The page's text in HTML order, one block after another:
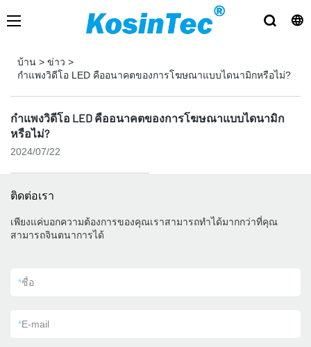
บ้าน > ข่าว >
กำแพงวิดีโอ LED คืออนาคตของการโฆษณาแบบไดนามิกหรือไม่?
กำแพงวิดีโอ LED คืออนาคตของการโฆษณาแบบไดนามิก
หรือไม่?
2024/07/22
ติดต่อเรา
เพียงแค่บอกความต้องการของคุณเราสามารถทำได้มากกว่าที่คุณ
สามารถจินตนาการได้
*ชื่อ
*E-mail